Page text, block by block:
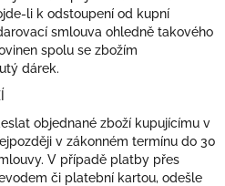
li k odstoupení od kupní
smlouva ohledně takového
spolu se zbožím
dárek.
objednané zboží kupujícímu v
v zákonném termínu do 30
V případě platby přes
či platební kartou, odešle